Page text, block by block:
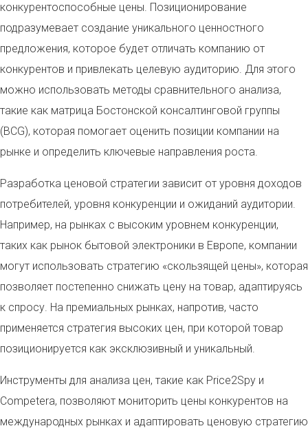
конкурентоспособные цены. Позиционирование
подразумевает создание уникального ценностного
предложения, которое будет отличать компанию от
конкурентов и привлекать целевую аудиторию. Для этого
можно использовать методы сравнительного анализа,
такие как матрица Бостонской консалтинговой группы
(BCG), которая помогает оценить позиции компании на
рынке и определить ключевые направления роста.
Разработка ценовой стратегии зависит от уровня доходов
потребителей, уровня конкуренции и ожиданий аудитории.
Например, на рынках с высоким уровнем конкуренции,
таких как рынок бытовой электроники в Европе, компании
могут использовать стратегию «скользящей цены», которая
позволяет постепенно снижать цену на товар, адаптируясь
к спросу. На премиальных рынках, напротив, часто
применяется стратегия высоких цен, при которой товар
позиционируется как эксклюзивный и уникальный.
Инструменты для анализа цен, такие как Price2Spy и
Competera, позволяют мониторить цены конкурентов на
международных рынках и адаптировать ценовую стратегию